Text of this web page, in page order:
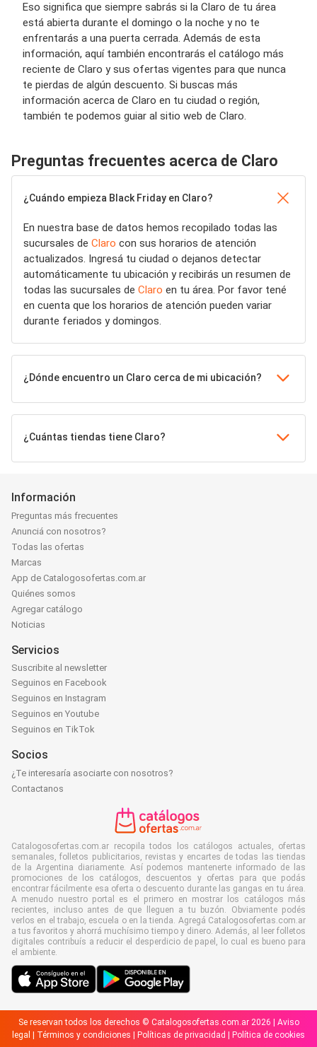
Eso significa que siempre sabrás si la Claro de tu área
está abierta durante el domingo o la noche y no te
enfrentarás a una puerta cerrada. Además de esta
información, aquí también encontrarás el catálogo más
reciente de Claro y sus ofertas vigentes para que nunca
te pierdas de algún descuento. Si buscas más
información acerca de Claro en tu ciudad o región,
también te podemos guiar al sitio web de Claro.
Preguntas frecuentes acerca de Claro
¿Cuándo empieza Black Friday en Claro?
En nuestra base de datos hemos recopilado todas las
sucursales de Claro con sus horarios de atención
actualizados. Ingresá tu ciudad o dejanos detectar
automáticamente tu ubicación y recibirás un resumen de
todas las sucursales de Claro en tu área. Por favor tené
en cuenta que los horarios de atención pueden variar
durante feriados y domingos.
¿Dónde encuentro un Claro cerca de mi ubicación?
¿Cuántas tiendas tiene Claro?
Información
Preguntas más frecuentes
Anunciá con nosotros?
Todas las ofertas
Marcas
App de Catalogosofertas.com.ar
Quiénes somos
Agregar catálogo
Noticias
Servicios
Suscribite al newsletter
Seguinos en Facebook
Seguinos en Instagram
Seguinos en Youtube
Seguinos en TikTok
Socios
¿Te interesaría asociarte con nosotros?
Contactanos
Catalogosofertas.com.ar recopila todos los catálogos actuales, ofertas
semanales, folletos publicitarios, revistas y encartes de todas las tiendas
de la Argentina diariamente. Así podemos mantenerte informado de las
promociones de los catálogos, descuentos y ofertas para que podás
encontrar fácilmente esa oferta o descuento durante las gangas en tu área.
A menudo nuestro portal es el primero en mostrar los catálogos más
recientes, incluso antes de que lleguen a tu buzón. Obviamente podés
verlos en el trabajo, escuela o en la tienda. Agregá Catalogosofertas.com.ar
a tus favoritos y ahorrá muchísimo tiempo y dinero. Además, al leer folletos
digitales contribuís a reducir el desperdicio de papel, lo cual es bueno para
el ambiente.
Se reservan todos los derechos © Catalogosofertas.com.ar 2026 | Aviso
legal
Términos y condiciones Políticas de privacidad Política de cookies